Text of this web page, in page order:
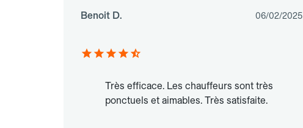
Benoit D. 06/02/2025
Très efficace. Les chauffeurs sont très
ponctuels et aimables. Très satisfaite.